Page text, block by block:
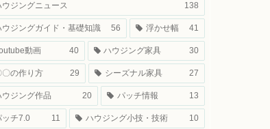
ウジングニュース 138
ウジングガイド・基礎知識 56 浮かせ幅 41
動画 40 ハウジング家具 30
〇の作り方 29 シーズナル家具 27
ウジング作品 20 パッチ情報 13
ッチ7.0 11 ハウジング小技・技術 10